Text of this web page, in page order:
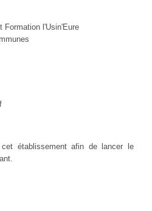
Formation l'Usin'Eure
établissement afin de lancer le